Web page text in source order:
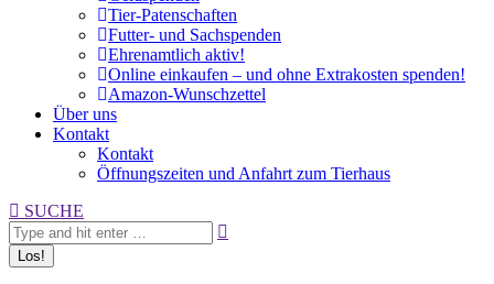
Tier-Patenschaften
Futter- und Sachspenden
Ehrenamtlich aktiv!
Online einkaufen – und ohne Extrakosten spenden!
Amazon-Wunschzettel
Über uns
Kontakt
Kontakt
Öffnungszeiten und Anfahrt zum Tierhaus
Search:
SUCHE